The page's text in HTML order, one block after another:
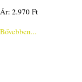
Ár: 2.970 Ft
Bővebben...